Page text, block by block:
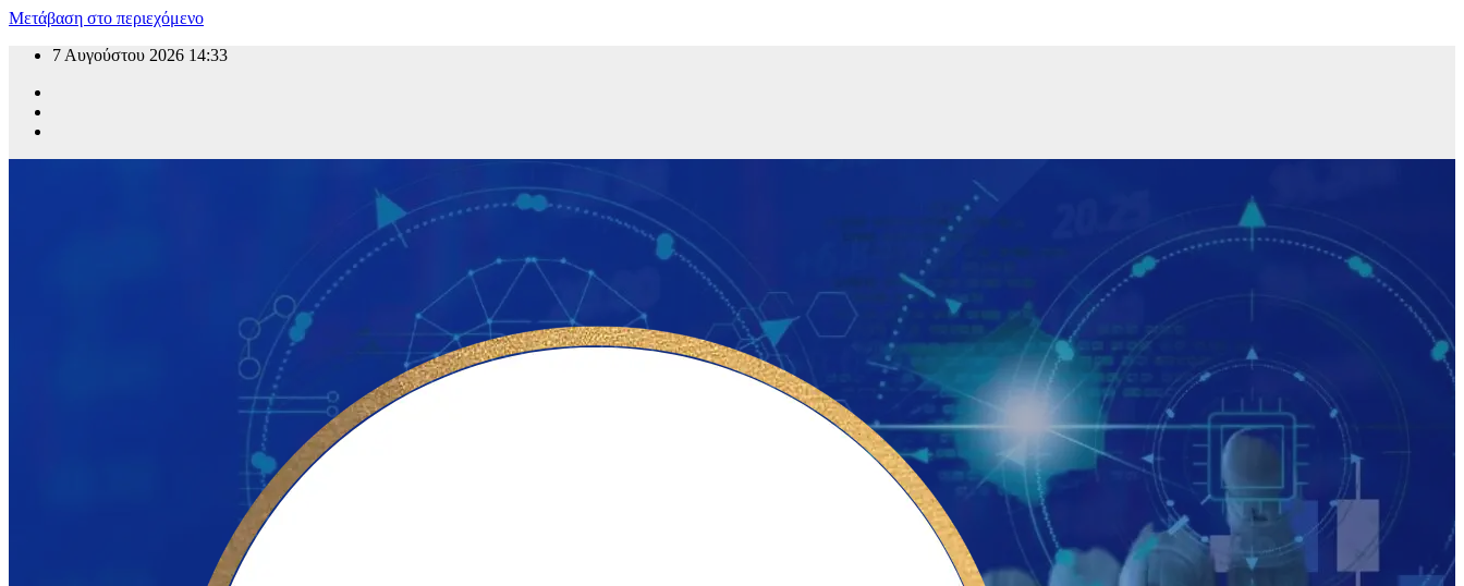
Μετάβαση στο περιεχόμενο
7 Αυγούστου 2026 14:33